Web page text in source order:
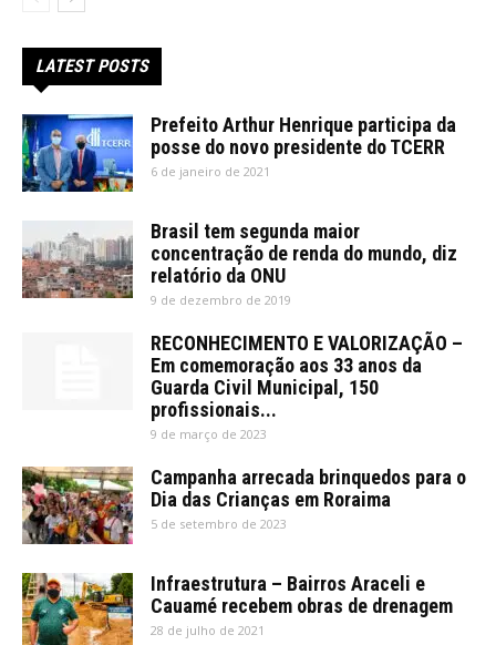
LATEST POSTS
Prefeito Arthur Henrique participa da
posse do novo presidente do TCERR
6 de janeiro de 2021
Brasil tem segunda maior
concentração de renda do mundo, diz
relatório da ONU
9 de dezembro de 2019
RECONHECIMENTO E VALORIZAÇÃO –
Em comemoração aos 33 anos da
Guarda Civil Municipal, 150
profissionais...
9 de março de 2023
Campanha arrecada brinquedos para o
Dia das Crianças em Roraima
5 de setembro de 2023
Infraestrutura – Bairros Araceli e
Cauamé recebem obras de drenagem
28 de julho de 2021